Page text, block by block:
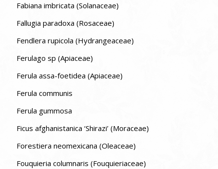
Fabiana imbricata (Solanaceae)
Fallugia paradoxa (Rosaceae)
Fendlera rupicola (Hydrangeaceae)
Ferulago sp (Apiaceae)
Ferula assa-foetidea (Apiaceae)
Ferula communis
Ferula gummosa
Ficus afghanistanica ‘Shirazi’ (Moraceae)
Forestiera neomexicana (Oleaceae)
Fouquieria columnaris (Fouquieriaceae)